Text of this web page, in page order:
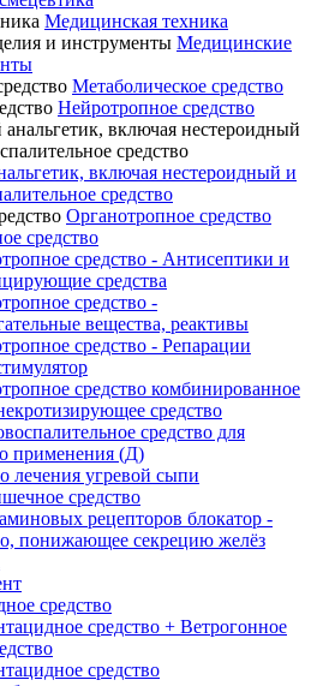
Медицинская техника
Медицинские
Метаболическое средство
Нейротропное средство
включая нестероидный и
средство
Органотропное средство
средство
средство - Антисептики и
средства
средство -
вещества, реактивы
средство - Репарации
средство комбинированное
средство
средство для
применения (Д)
лечения угревой сыпи
средство
рецепторов блокатор -
понижающее секрецию желёз
средство
средство + Ветрогонное
средство